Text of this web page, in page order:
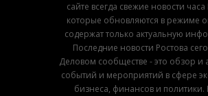
сайте всегда свежие новости часа
которые обновляются в режиме
содержат только актуальную
Последние новости Ростова
Деловом сообществе - это обзор и
событий и мероприятий в сфере
бизнеса, финансов и политики.